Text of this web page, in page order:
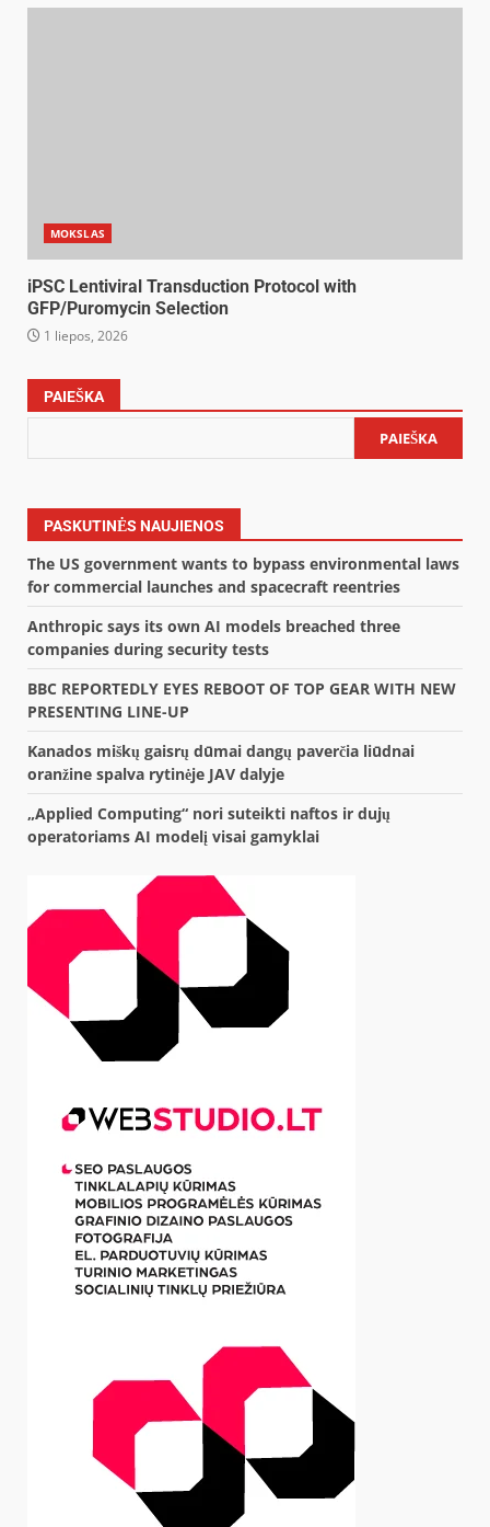
MOKSLAS
iPSC Lentiviral Transduction Protocol with
GFP/Puromycin Selection
1 liepos, 2026
PAIEŠKA
PAIEŠKA
PASKUTINĖS NAUJIENOS
The US government wants to bypass environmental laws
for commercial launches and spacecraft reentries
Anthropic says its own AI models breached three
companies during security tests
BBC REPORTEDLY EYES REBOOT OF TOP GEAR WITH NEW
PRESENTING LINE-UP
Kanados miškų gaisrų dūmai dangų paverčia liūdnai
oranžine spalva rytinėje JAV dalyje
„Applied Computing“ nori suteikti naftos ir dujų
operatoriams AI modelį visai gamyklai